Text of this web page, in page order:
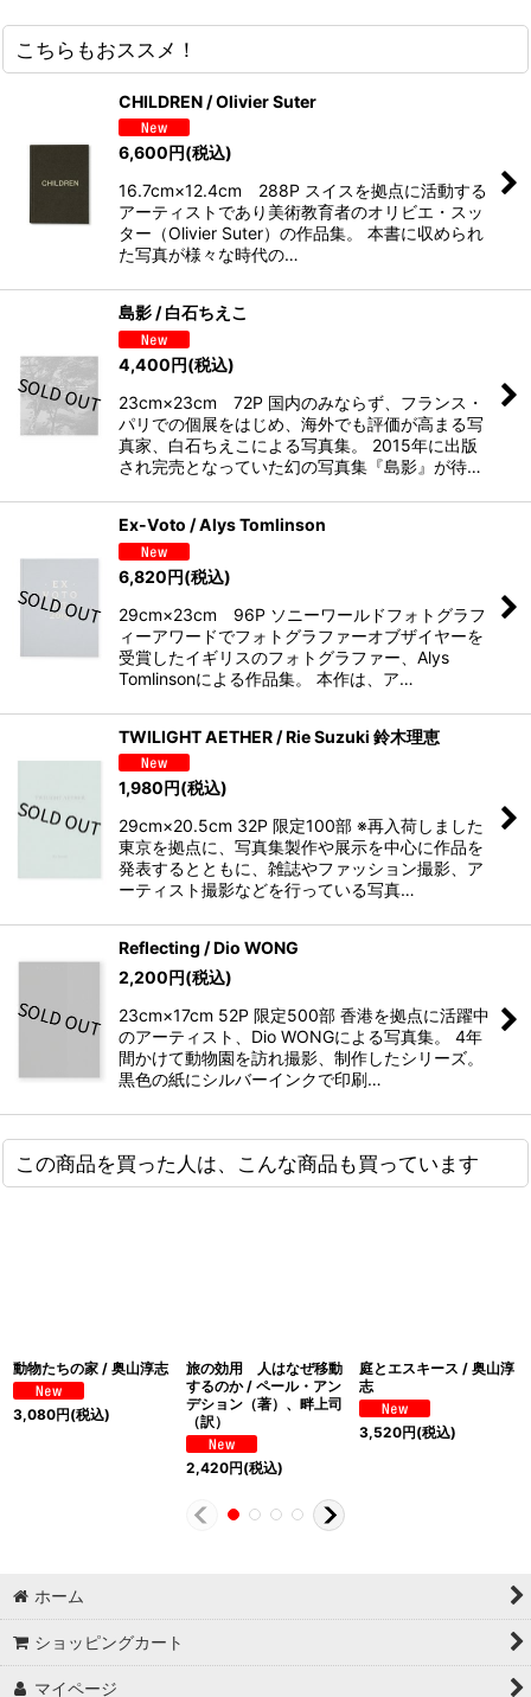
こちらもおススメ！
CHILDREN / Olivier Suter
6,600円(税込)
16.7cm×12.4cm 288P スイスを拠点に活動する
アーティストであり美術教育者のオリビエ・スッ
ター（Olivier Suter）の作品集。 本書に収められ
た写真が様々な時代の…
島影 / 白石ちえこ
4,400円(税込)
23cm×23cm 72P 国内のみならず、フランス・
パリでの個展をはじめ、海外でも評価が高まる写
真家、白石ちえこによる写真集。 2015年に出版
され完売となっていた幻の写真集『島影』が待…
Ex-Voto / Alys Tomlinson
6,820円(税込)
29cm×23cm 96P ソニーワールドフォトグラフ
ィーアワードでフォトグラファーオブザイヤーを
受賞したイギリスのフォトグラファー、Alys
Tomlinsonによる作品集。 本作は、ア…
TWILIGHT AETHER / Rie Suzuki 鈴木理恵
1,980円(税込)
29cm×20.5cm 32P 限定100部 ※再入荷しました
東京を拠点に、写真集製作や展示を中心に作品を
発表するとともに、雑誌やファッション撮影、ア
ーティスト撮影などを行っている写真…
Reflecting / Dio WONG
2,200円(税込)
23cm×17cm 52P 限定500部 香港を拠点に活躍中
のアーティスト、Dio WONGによる写真集。 4年
間かけて動物園を訪れ撮影、制作したシリーズ。
黒色の紙にシルバーインクで印刷…
この商品を買った人は、こんな商品も買っています
動物たちの家 / 奥山淳志
3,080円(税込)
旅の効用 人はなぜ移動
するのか / ペール・アン
デション（著）、畔上司
（訳）
2,420円(税込)
庭とエスキース / 奥山淳
志
3,520円(税込)
ホーム
ショッピングカート
マイページ